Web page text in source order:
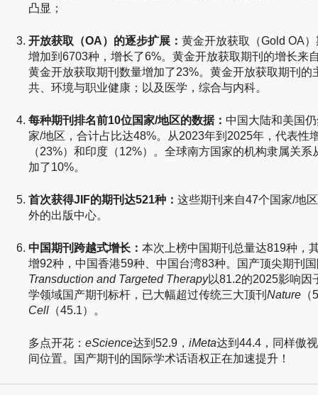
凸显；
开放获取（OA）的逐步扩展： 黄金开放获取（Gold OA
增加到6703种，增长了6%。黄金开放获取期刊的增长来
黄金开放获取期刊数量增加了23%。黄金开放获取期刊
共、环境与职业健康；以及医学，综合与内科。
每种期刊排名前10位国家/地区的数据： 中国大陆和美国
家/地区，合计占比达48%。从2023年到2025年，代表性
（23%）和印度（12%）。全球南方国家的机构隶属关
加了10%。
首次获得JIF的期刊达521种： 这些期刊来自47个国家/地
外的出版中心。
中国期刊跨越式增长： 本次上榜中国期刊总量达819种，
增92种，中国香港59种、中国台湾83种。国产顶尖期刊
Transduction and Targeted Therapy以81.2的2025影响因
学领域国产期刊标杆，已大幅超过传统三大顶刊 Nature
Cell （45.1）。
多点开花： eScience达到52.9， iMeta达到44.4，同样傲
间位置。国产期刊的国际学术话语权正在加速提升！